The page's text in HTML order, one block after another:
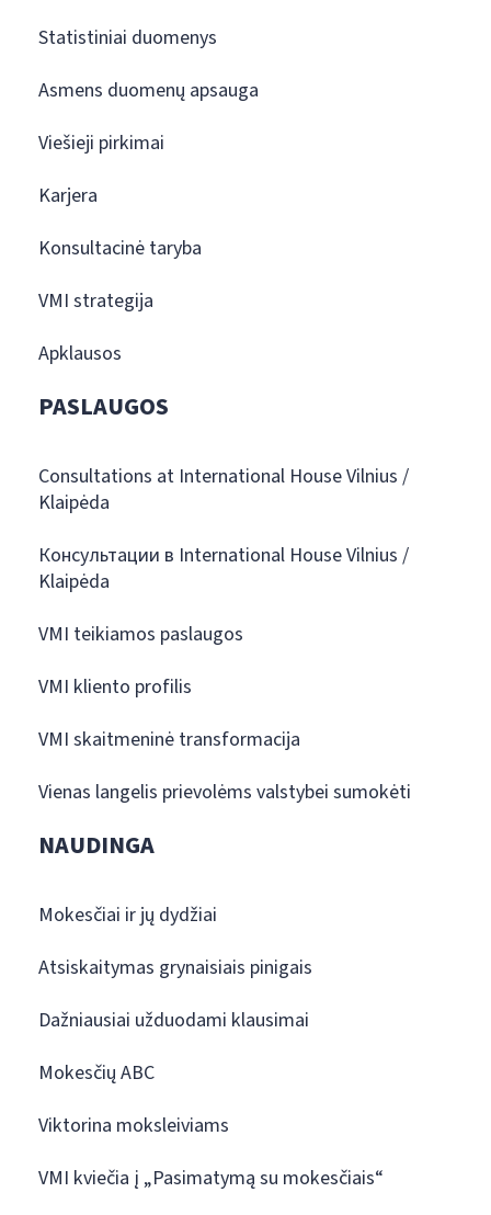
Statistiniai duomenys
Asmens duomenų apsauga
Viešieji pirkimai
Karjera
Konsultacinė taryba
VMI strategija
Apklausos
PASLAUGOS
Consultations at International House Vilnius /
Klaipėda
Консультации в International House Vilnius /
Klaipėda
VMI teikiamos paslaugos
VMI kliento profilis
VMI skaitmeninė transformacija
Vienas langelis prievolėms valstybei sumokėti
NAUDINGA
Mokesčiai ir jų dydžiai
Atsiskaitymas grynaisiais pinigais
Dažniausiai užduodami klausimai
Mokesčių ABC
Viktorina moksleiviams
VMI kviečia į „Pasimatymą su mokesčiais“